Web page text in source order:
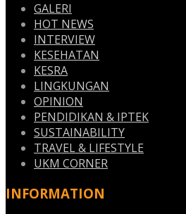
GALERI
HOT NEWS
INTERVIEW
KESEHATAN
KESRA
LINGKUNGAN
OPINION
PENDIDIKAN & IPTEK
SUSTAINABILITY
TRAVEL & LIFESTYLE
UKM CORNER
INFORMATION